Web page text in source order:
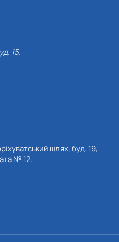
15.
шлях, буд. 19,
№ 12.